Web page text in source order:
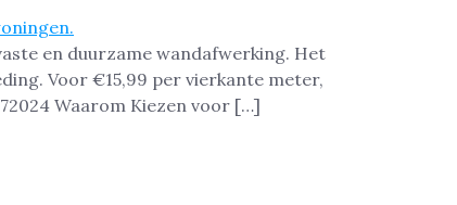
en duurzame wandafwerking. Het
Voor €15,99 per vierkante meter,
Waarom Kiezen voor […]